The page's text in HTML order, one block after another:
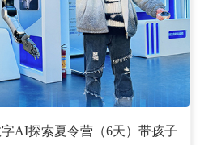
字AI探索夏令营（6天）带孩子